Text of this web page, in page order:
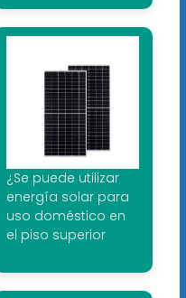
¿Se puede utilizar
energía solar para
uso doméstico en
el piso superior